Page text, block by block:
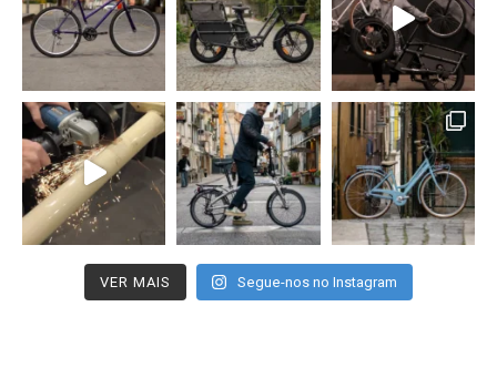
VER MAIS Segue-nos no Instagram